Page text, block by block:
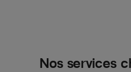
Nos services